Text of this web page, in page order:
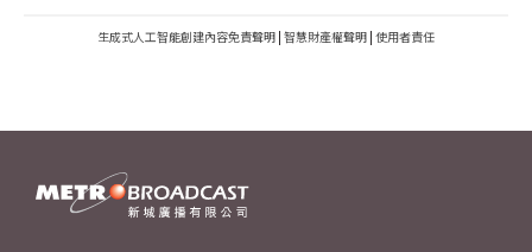
生成式人工智能創建內容免責聲明 | 智慧財產權聲明 | 使用者責任